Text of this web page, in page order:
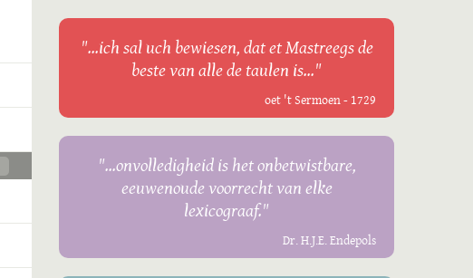
"...ich sal uch bewiesen, dat et Mastreegs de
beste van alle de taulen is..."
oet 't Sermoen - 1729
"...onvolledigheid is het onbetwistbare,
eeuwenoude voorrecht van elke
lexicograaf."
Dr. H.J.E. Endepols